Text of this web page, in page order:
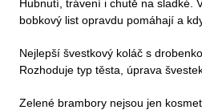
Hubnutí, trávení i chutě na sladké.
bobkový list opravdu pomáhají a
Nejlepší švestkový koláč s
Rozhoduje typ těsta, úprava
Zelené brambory nejsou jen